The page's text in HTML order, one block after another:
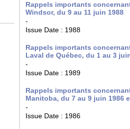
Rappels importants
Windsor, du 9 au 11 juin 1988
-
Issue Date : 1988
Rappels importants
Laval de Québec, du 1 au 3
-
Issue Date : 1989
Rappels importants
Manitoba, du 7 au 9 juin 1986
-
Issue Date : 1986